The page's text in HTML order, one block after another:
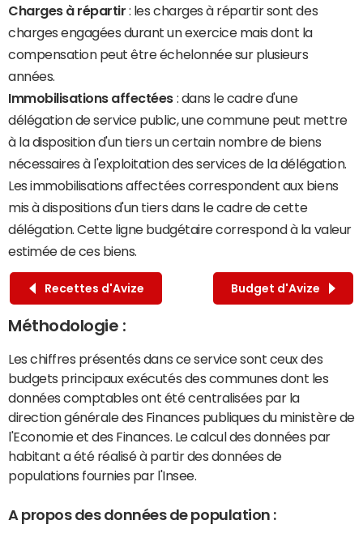
Charges à répartir : les charges à répartir sont des
charges engagées durant un exercice mais dont la
compensation peut être échelonnée sur plusieurs
années.
Immobilisations affectées : dans le cadre d'une
délégation de service public, une commune peut mettre
à la disposition d'un tiers un certain nombre de biens
nécessaires à l'exploitation des services de la délégation.
Les immobilisations affectées correspondent aux biens
mis à dispositions d'un tiers dans le cadre de cette
délégation. Cette ligne budgétaire correspond à la valeur
estimée de ces biens.
Recettes d'Avize Budget d'Avize
Méthodologie :
Les chiffres présentés dans ce service sont ceux des
budgets principaux exécutés des communes dont les
données comptables ont été centralisées par la
direction générale des Finances publiques du ministère de
l'Economie et des Finances. Le calcul des données par
habitant a été réalisé à partir des données de
populations fournies par l'Insee.
A propos des données de population :